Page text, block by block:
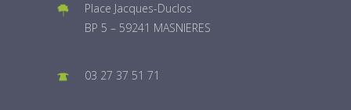
Place Jacques-Duclos
BP 5 – 59241 MASNIERES
03 27 37 51 71